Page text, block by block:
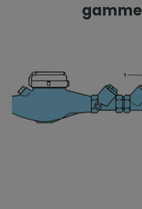
gamme